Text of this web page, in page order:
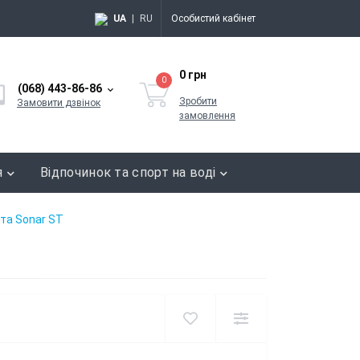
UA RU Особистий кабінет
(068) 443-86-86
Замовити дзвінок
0 0 грн
Зробити
замовлення
Відпочинок та спорт на воді
Sonar ST